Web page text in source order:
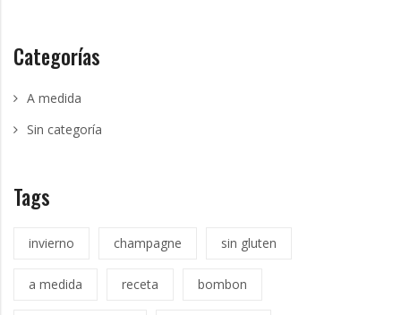
Categorías
A medida
Sin categoría
Tags
invierno champagne sin gluten
a medida receta bombon